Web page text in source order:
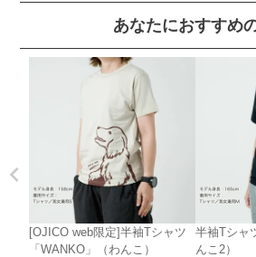
あなたにおすすめ
[OJICO web限定]半袖Tシャツ
「WANKO」（わんこ）
半袖Tシャ
んこ2）